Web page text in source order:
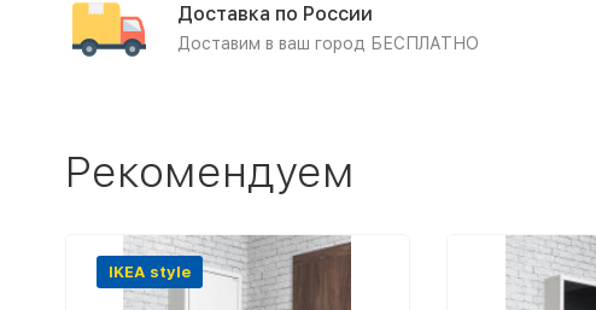
Доставка по России
Доставим в ваш город БЕСПЛАТНО
Рекомендуем
IKEA style